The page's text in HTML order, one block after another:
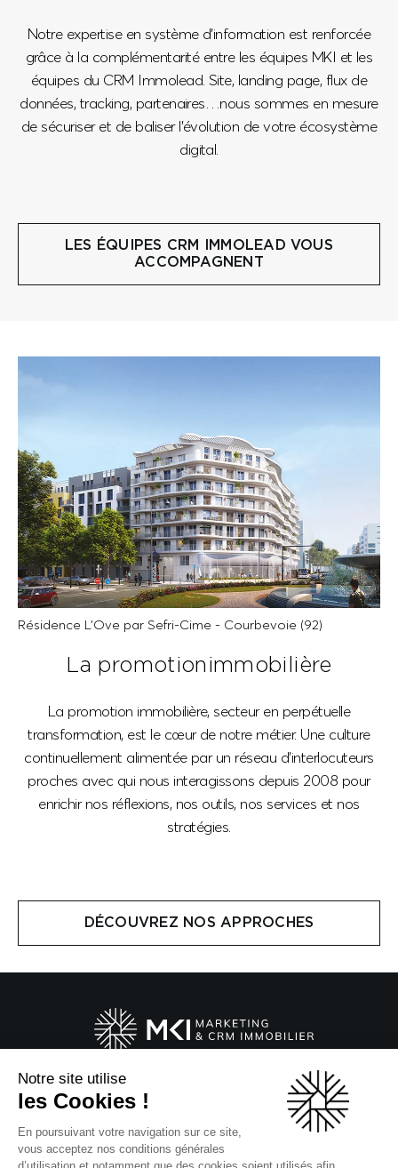
Notre expertise en système d’information est renforcée
grâce à la complémentarité entre les équipes MKI et les
équipes du CRM Immolead. Site, landing page, flux de
données, tracking, partenaires…nous sommes en mesure
de sécuriser et de baliser l'évolution de votre écosystème
digital.
LES ÉQUIPES CRM IMMOLEAD VOUS
ACCOMPAGNENT
Résidence L’Ove par Sefri-Cime - Courbevoie (92)
La promotion immobilière
La promotion immobilière, secteur en perpétuelle
transformation, est le cœur de notre métier. Une culture
continuellement alimentée par un réseau d’interlocuteurs
proches avec qui nous interagissons depuis 2008 pour
enrichir nos réflexions, nos outils, nos services et nos
stratégies.
DÉCOUVREZ NOS APPROCHES
92200 Neuilly-sur-Seine
Suivez-nous !
Notre site utilise
les Cookies !
En poursuivant votre navigation sur ce site,
vous acceptez nos conditions générales
d’utilisation et notamment que des cookies soient utilisés afin